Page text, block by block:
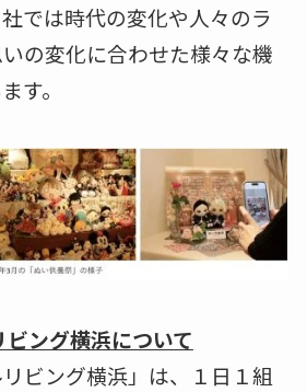
では時代の変化や人々のラ
の変化に合わせた様々な機
す。
ング横浜について
ビング横浜」は、１日１組